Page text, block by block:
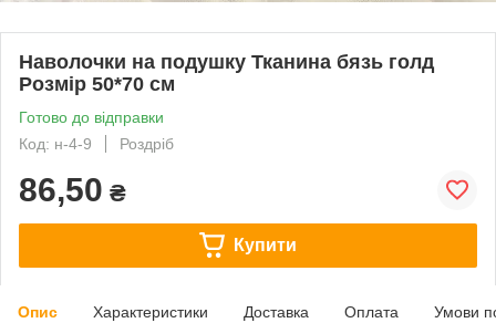
Наволочки на подушку Тканина бязь голд
Розмір 50*70 см
Готово до відправки
Код: н-4-9
Роздріб
86,50 ₴
Купити
Опис Характеристики Доставка Оплата Умови